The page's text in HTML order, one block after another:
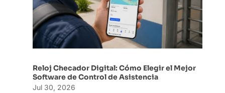
Reloj Checador Digital: Cómo Elegir el Mejor
Software de Control de Asistencia
Jul 30, 2026